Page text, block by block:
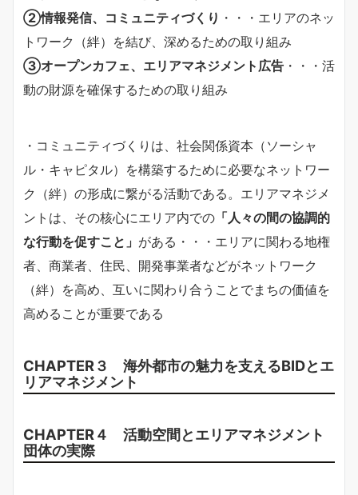
②情報発信、コミュニティづくり ・・・エリアのネッ
トワーク（絆）を結び、深めるための取り組み
③オープンカフェ、エリアマネジメント広告 ・・・活
動の財源を確保するための取り組み
・コミュニティづくりは、社会関係資本（ソーシャ
ル・キャピタル）を構築するために必要なネットワー
ク（絆）の形成に繋がる活動である。エリアマネジメ
ントは、その核心にエリア内での 「人々の間の協調的
な行動を促すこと」 がある・・・エリアに関わる地権
者、商業者、住民、開発事業者などがネットワーク
（絆）を高め、互いに関わり合うことでまちの価値を
高めることが重要である
CHAPTER３ 海外都市の魅力を支えるBIDとエ
リアマネジメント
CHAPTER４ 活動空間とエリアマネジメント
団体の実際